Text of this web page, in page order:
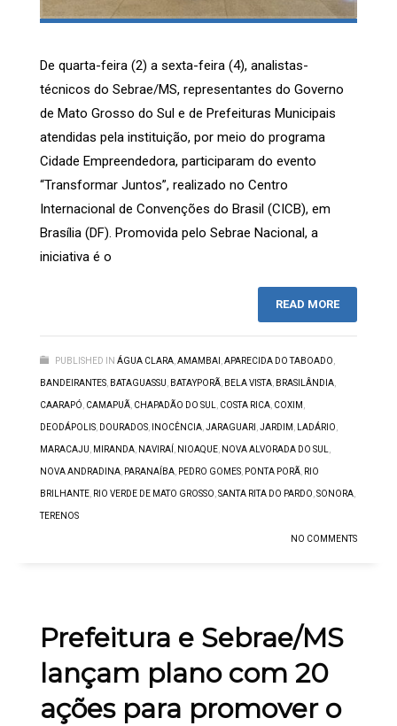
De quarta-feira (2) a sexta-feira (4), analistas-
técnicos do Sebrae/MS, representantes do Governo
de Mato Grosso do Sul e de Prefeituras Municipais
atendidas pela instituição, por meio do programa
Cidade Empreendedora, participaram do evento
“Transformar Juntos”, realizado no Centro
Internacional de Convenções do Brasil (CICB), em
Brasília (DF). Promovida pelo Sebrae Nacional, a
iniciativa é o
READ MORE
PUBLISHED IN ÁGUA CLARA AMAMBAI APARECIDA DO TABOADO
BANDEIRANTES BATAGUASSU BATAYPORÃ BELA VISTA BRASILÂNDIA
CAARAPÓ CAMAPUÃ CHAPADÃO DO SUL COSTA RICA COXIM
DEODÁPOLIS DOURADOS INOCÊNCIA JARAGUARI JARDIM LADÁRIO
MARACAJU MIRANDA NAVIRAÍ NIOAQUE NOVA ALVORADA DO SUL
NOVA ANDRADINA PARANAÍBA PEDRO GOMES PONTA PORÃ RIO
BRILHANTE RIO VERDE DE MATO GROSSO SANTA RITA DO PARDO SONORA
TERENOS
NO COMMENTS
Prefeitura e Sebrae/MS
lançam plano com 20
ações para promover o